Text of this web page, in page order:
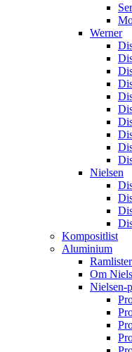
Werner
Nielsen
Kompositlist
Aluminium
Om
Nielsen-